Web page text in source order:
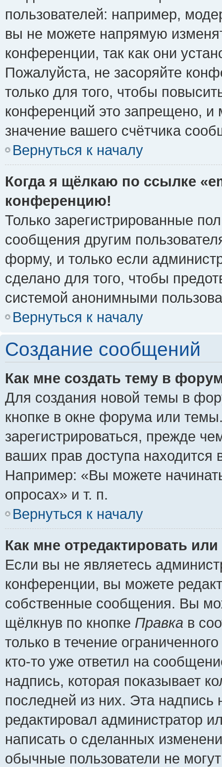
пользователей: например,
вы не можете напрямую
конференции, так как они
Пожалуйста, не засоряйте
только для того, чтобы
конференций это запрещено, и
значение вашего счётчика
Вернуться к началу
Когда я щёлкаю по ссылке
конференцию!
Только зарегистрированные
сообщения другим
форму, и только если
сделано для того, чтобы
системой анонимными
Вернуться к началу
Создание сообщений
Как мне создать тему в
Для создания новой темы в
кнопке в окне форума или
зарегистрироваться, прежде
ваших прав доступа
Например: «Вы можете
опросах» и т. п.
Вернуться к началу
Как мне отредактировать
Если вы не являетесь
конференции, вы можете
собственные сообщения. Вы
щёлкнув по кнопке Правка в
только в течение
кто-то уже ответил на
надпись, которая показывает
последней из них. Эта
редактировал администратор
написать о сделанных
обычные пользователи не